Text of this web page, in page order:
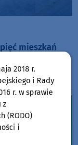
mieszkań
Dostaną
2018 r.
i Rady
r. w sprawie
z
(RODO)
i